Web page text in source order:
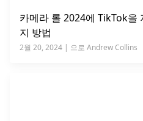
카메라 롤 2024에 TikTok을
지 방법
2월 20, 2024 | 으로 Andrew Collins